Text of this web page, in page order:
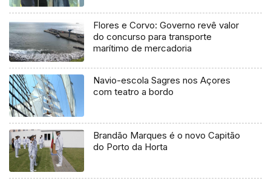
Flores e Corvo: Governo revê valor
do concurso para transporte
marítimo de mercadoria
Navio-escola Sagres nos Açores
com teatro a bordo
Brandão Marques é o novo Capitão
do Porto da Horta